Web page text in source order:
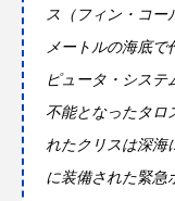
ス（フィン・コー
メートルの海底
ピュータ・システ
不能となったタロ
れたクリスは深海
に装備された緊急